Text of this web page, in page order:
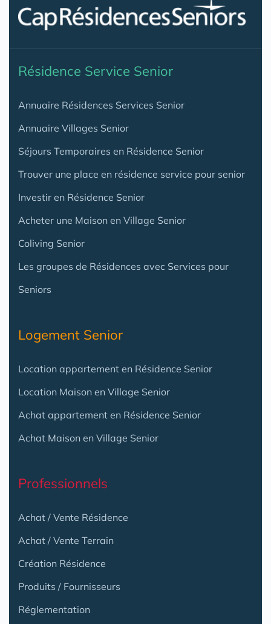
Résidence Service Senior
Annuaire Résidences Services Senior
Annuaire Villages Senior
Séjours Temporaires en Résidence Senior
Trouver une place en résidence service pour senior
Investir en Résidence Senior
Acheter une Maison en Village Senior
Coliving Senior
Les groupes de Résidences avec Services pour
Seniors
Logement Senior
Location appartement en Résidence Senior
Location Maison en Village Senior
Achat appartement en Résidence Senior
Achat Maison en Village Senior
Professionnels
Achat / Vente Résidence
Achat / Vente Terrain
Création Résidence
Produits / Fournisseurs
Réglementation